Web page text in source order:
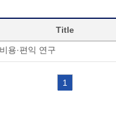
Title
용·편익 연구
1